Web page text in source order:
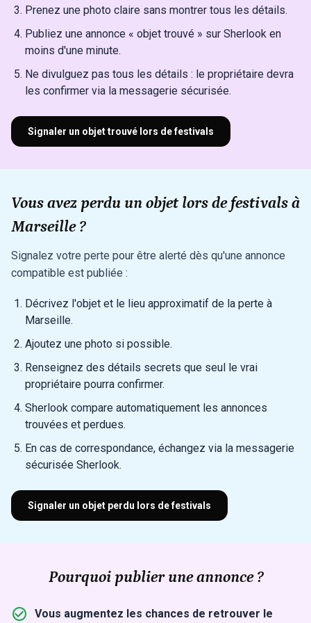
Prenez une photo claire sans montrer tous les détails.
Publiez une annonce « objet trouvé » sur Sherlook en
moins d'une minute.
Ne divulguez pas tous les détails : le propriétaire devra
les confirmer via la messagerie sécurisée.
Signaler un objet trouvé lors de festivals
Vous avez perdu un objet lors de festivals à
Marseille ?
Signalez votre perte pour être alerté dès qu'une annonce
compatible est publiée :
Décrivez l'objet et le lieu approximatif de la perte à
Marseille.
Ajoutez une photo si possible.
Renseignez des détails secrets que seul le vrai
propriétaire pourra confirmer.
Sherlook compare automatiquement les annonces
trouvées et perdues.
En cas de correspondance, échangez via la messagerie
sécurisée Sherlook.
Signaler un objet perdu lors de festivals
Pourquoi publier une annonce ?
Vous augmentez les chances de retrouver le